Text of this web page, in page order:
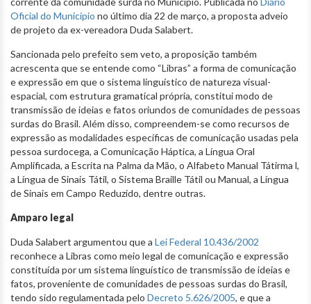
Oficial do Município no último dia 22 de março, a proposta adveio
de projeto da ex-vereadora Duda Salabert.
Sancionada pelo prefeito sem veto, a proposição também
acrescenta que se entende como “Libras” a forma de comunicação
e expressão em que o sistema linguístico de natureza visual-
espacial, com estrutura gramatical própria, constitui modo de
transmissão de ideias e fatos oriundos de comunidades de pessoas
surdas do Brasil. Além disso, compreendem-se como recursos de
expressão as modalidades específicas de comunicação usadas pela
pessoa surdocega, a Comunicação Háptica, a Língua Oral
Amplificada, a Escrita na Palma da Mão, o Alfabeto Manual Tátirma l,
a Língua de Sinais Tátil, o Sistema Braille Tátil ou Manual, a Língua
de Sinais em Campo Reduzido, dentre outras.
Amparo legal
Duda Salabert argumentou que a Lei Federal 10.436/2002
reconhece a Libras como meio legal de comunicação e expressão
constituída por um sistema linguístico de transmissão de ideias e
fatos, proveniente de comunidades de pessoas surdas do Brasil,
tendo sido regulamentada pelo Decreto 5.626/2005, e que a